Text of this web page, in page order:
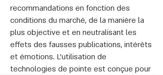
recommandations en fonction des
conditions du marché, de la manière la
plus objective et en neutralisant les
effets des fausses publications, intérêts
et émotions. L'utilisation de
technologies de pointe est conçue pour